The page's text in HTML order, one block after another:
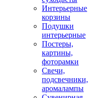
Интерьерные
корзины
Подушки
интерьерные
Постеры,
картины,
фоторамки
Свечи,
подсвечники,
аромалампы